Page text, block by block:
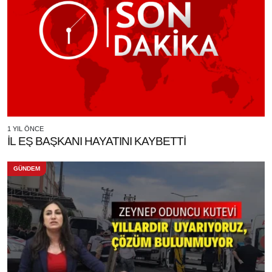
1 YIL ÖNCE
İL EŞ BAŞKANI HAYATINI KAYBETTİ
GÜNDEM